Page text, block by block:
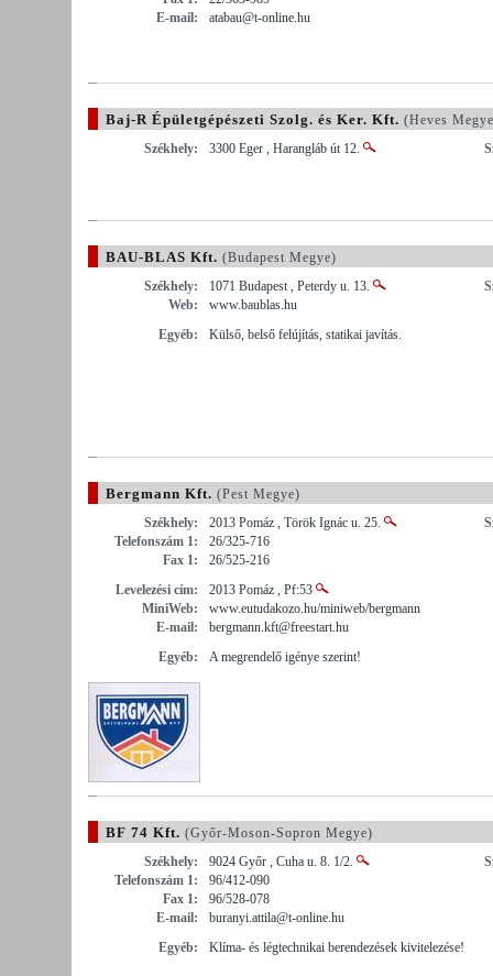
E-mail:
atabau@t-online.hu
Baj-R Épületgépészeti Szolg. és Ker. Kft. (Heves
Székhely:
3300 Eger , Harangláb út 12.
BAU-BLAS Kft. (Budapest Megye)
Székhely:
1071 Budapest , Peterdy u. 13.
Web:
www.baublas.hu
Egyéb:
Külső, belső felújítás, statikai javítás.
Bergmann Kft. (Pest Megye)
Székhely:
2013 Pomáz , Török Ignác u. 25.
Telefonszám 1:
26/325-716
Fax 1:
26/525-216
Levelezési cím:
2013 Pomáz , Pf:53
MiniWeb:
www.eutudakozo.hu/miniweb/bergmann
E-mail:
bergmann.kft@freestart.hu
Egyéb:
A megrendelő igénye szerint!
BF 74 Kft. (Győr-Moson-Sopron Megye)
Székhely:
9024 Győr , Cuha u. 8. 1/2.
Telefonszám 1:
96/412-090
Fax 1:
96/528-078
E-mail:
buranyi.attila@t-online.hu
Egyéb:
Klíma- és légtechnikai berendezések kivitelezése!